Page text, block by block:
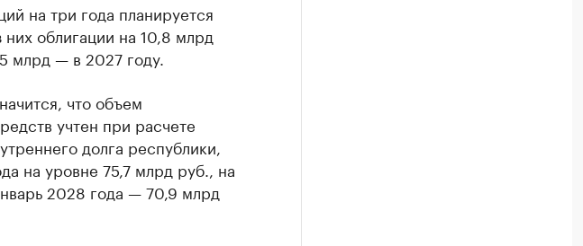
на три года планируется
облигации на 10,8 млрд
млрд — в 2027 году.
что объем
учтен при расчете
долга республики,
на уровне 75,7 млрд руб., на
2028 года — 70,9 млрд